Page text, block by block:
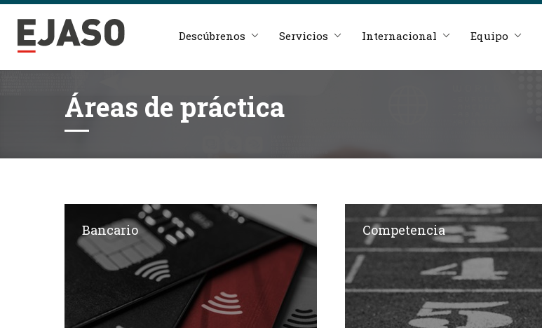
Descúbrenos Servicios Internacional Equipo
Áreas de práctica
Bancario Competencia